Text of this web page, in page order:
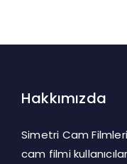
Hakkımızda
Simetri Cam
cam filmi